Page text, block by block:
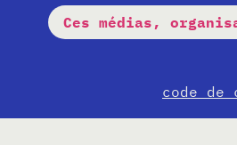
Ces médias,
code de